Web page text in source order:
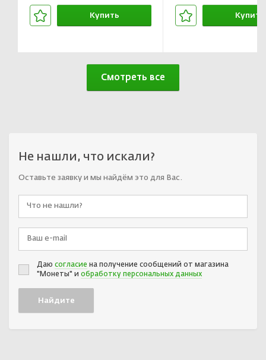
Купить Купить
Смотреть все
Не нашли, что искали?
Оставьте заявку и мы найдём это для Вас.
Даю согласие на получение сообщений от магазина
"Монеты" и обработку персональных данных